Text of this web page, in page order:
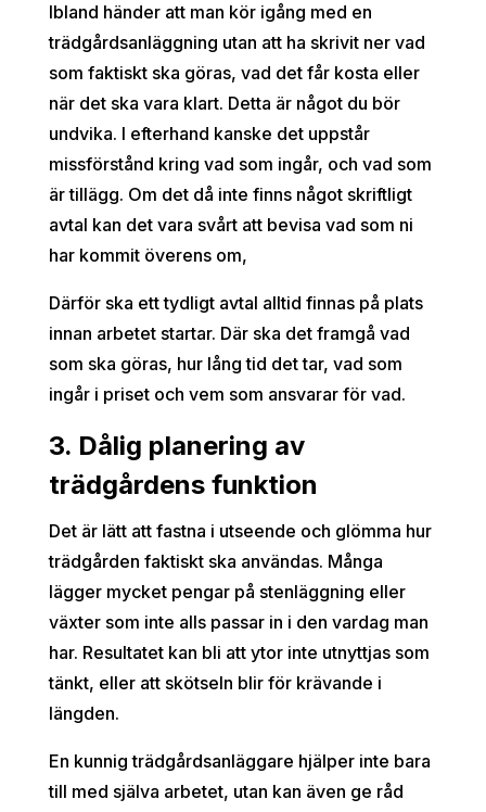
Ibland händer att man kör igång med en
trädgårdsanläggning utan att ha skrivit ner vad
som faktiskt ska göras, vad det får kosta eller
när det ska vara klart. Detta är något du bör
undvika. I efterhand kanske det uppstår
missförstånd kring vad som ingår, och vad som
är tillägg. Om det då inte finns något skriftligt
avtal kan det vara svårt att bevisa vad som ni
har kommit överens om,
Därför ska ett tydligt avtal alltid finnas på plats
innan arbetet startar. Där ska det framgå vad
som ska göras, hur lång tid det tar, vad som
ingår i priset och vem som ansvarar för vad.
3. Dålig planering av
trädgårdens funktion
Det är lätt att fastna i utseende och glömma hur
trädgården faktiskt ska användas. Många
lägger mycket pengar på stenläggning eller
växter som inte alls passar in i den vardag man
har. Resultatet kan bli att ytor inte utnyttjas som
tänkt, eller att skötseln blir för krävande i
längden.
En kunnig trädgårdsanläggare hjälper inte bara
till med själva arbetet, utan kan även ge råd